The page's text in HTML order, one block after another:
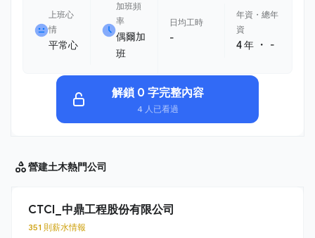
上班心
情
平常心
加班頻
率
偶爾加
班
日均工時
-
年資・總年
資
4 年 ・ -
解鎖 0 字完整內容
4 人已看過
營建土木熱門公司
CTCI_中鼎工程股份有限公司
351 則薪水情報